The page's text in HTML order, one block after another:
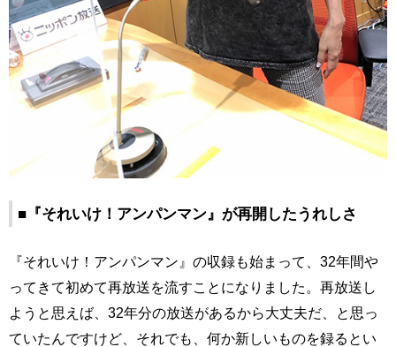
■『それいけ！アンパンマン』が再開したうれしさ
『それいけ！アンパンマン』の収録も始まって、32年間や
ってきて初めて再放送を流すことになりました。再放送し
ようと思えば、32年分の放送があるから大丈夫だ、と思っ
ていたんですけど、それでも、何か新しいものを録るとい